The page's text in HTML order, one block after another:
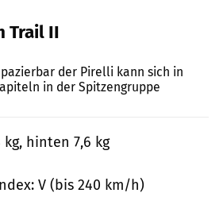
Trail II
der Pirelli kann sich in
in der Spitzengruppe
hinten 7,6 kg
V (bis 240 km/h)